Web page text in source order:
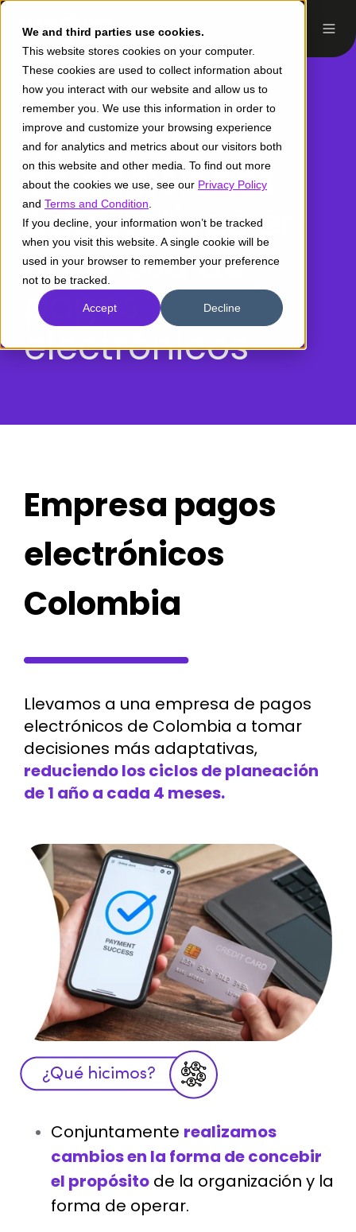
We and third parties use cookies.
This website stores cookies on your computer.
These cookies are used to collect information about
how you interact with our website and allow us to
remember you. We use this information in order to
improve and customize your browsing experience
and for analytics and metrics about our visitors both
on this website and other media. To find out more
about the cookies we use, see our Privacy Policy
and Terms and Condition
If you decline, your information won’t be tracked
when you visit this website. A single cookie will be
used in your browser to remember your preference
not to be tracked.
Accept Decline
Optimización
de decisiones
adaptativas en
empresa de
pagos
electrónicos
Empresa pagos
electrónicos
Colombia
Llevamos a una empresa de pagos
electrónicos de Colombia a tomar
decisiones más adaptativas,
reduciendo los ciclos de planeación
de 1 año a cada 4 meses.
Conjuntamente realizamos
cambios en la forma de concebir
el propósito de la organización y la
forma de operar.